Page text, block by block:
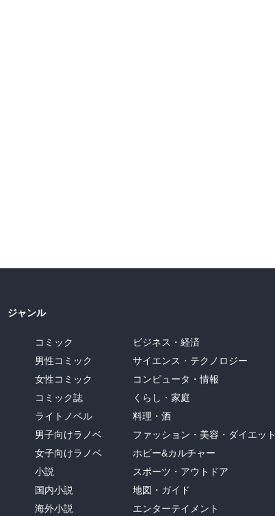
ジャンル
コミック
男性コミック
女性コミック
コミック誌
ライトノベル
男子向けラノベ
女子向けラノベ
小説
国内小説
海外小説
ビジネス・経済
サイエンス・テクノロジー
コンピュータ・情報
くらし・家庭
料理・酒
ファッション・美容・ダイエット
ホビー&カルチャー
スポーツ・アウトドア
地図・ガイド
エンターテイメント